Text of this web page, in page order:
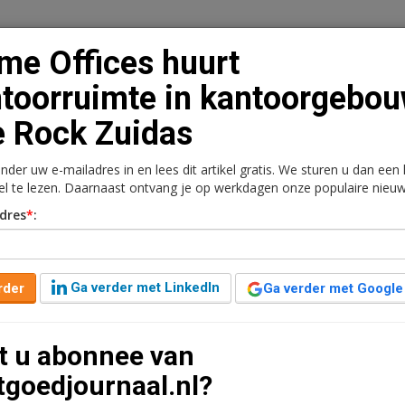
Vacaturebank Contact
Kantoren Retail Logistiek Juridisch | Fiscaal
in
Zuidas
in kantoorgebouw The Rock op de Amsterdamse
Offices huurt
in
Rock Zuidas
uw e-mailadres in en lees dit artikel gratis. We sturen u dan een
te lezen. Daarnaast ontvang je op werkdagen onze populaire
*:
Ga verder met LinkedIn Ga verder met Google
u abonnee van